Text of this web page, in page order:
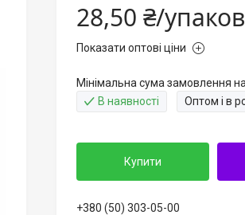
28,50 ₴/
Показати оптові ціни
Мінімальна сума замовлення
В наявності
Оптом і в
Купити
+380 (50) 303-05-00